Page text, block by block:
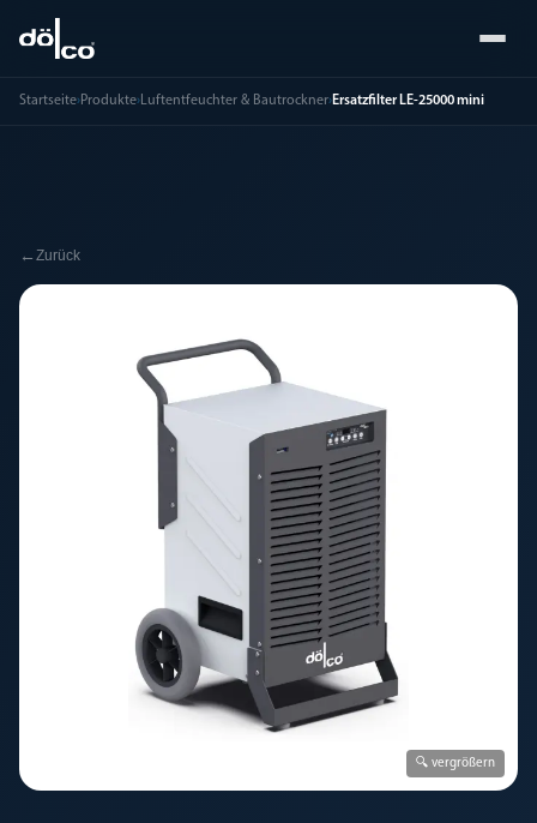
Startseite›Produkte›Luftentfeuchter & Bautrockner›Ersatzfilter LE-25000 mini
← Zurück
🔍 vergrößern